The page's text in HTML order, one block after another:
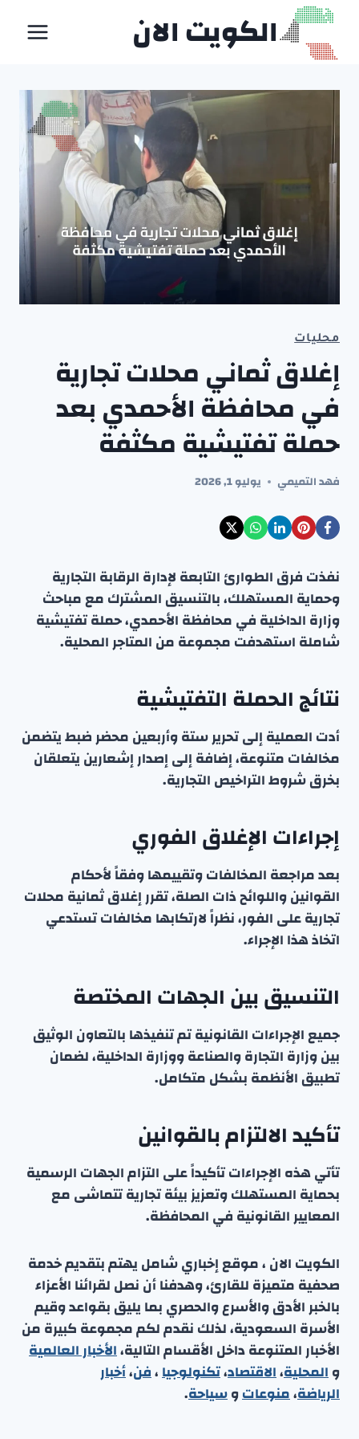
التجاوز
المحتوى
الكويت الان
محليات
إغلاق ثماني محلات تجارية
في محافظة الأحمدي بعد
حملة تفتيشية مكثفة
فهد التميمي يوليو 1, 2026
نفذت فرق الطوارئ التابعة لإدارة الرقابة التجارية
وحماية المستهلك، بالتنسيق المشترك مع مباحث
وزارة الداخلية في محافظة الأحمدي، حملة تفتيشية
شاملة استهدفت مجموعة من المتاجر المحلية.
نتائج الحملة التفتيشية
أدت العملية إلى تحرير ستة وأربعين محضر ضبط يتضمن
مخالفات متنوعة، إضافة إلى إصدار إشعارين يتعلقان
بخرق شروط التراخيص التجارية.
إجراءات الإغلاق الفوري
بعد مراجعة المخالفات وتقييمها وفقاً لأحكام
القوانين واللوائح ذات الصلة، تقرر إغلاق ثمانية محلات
تجارية على الفور، نظراً لارتكابها مخالفات تستدعي
اتخاذ هذا الإجراء.
التنسيق بين الجهات المختصة
جميع الإجراءات القانونية تم تنفيذها بالتعاون الوثيق
بين وزارة التجارة والصناعة ووزارة الداخلية، لضمان
تطبيق الأنظمة بشكل متكامل.
تأكيد الالتزام بالقوانين
تأتي هذه الإجراءات تأكيداً على التزام الجهات الرسمية
بحماية المستهلك وتعزيز بيئة تجارية تتماشى مع
المعايير القانونية في المحافظة.
الكويت الان ، موقع إخباري شامل يهتم بتقديم خدمة
صحفية متميزة للقارئ، وهدفنا أن نصل لقرائنا الأعزاء
بالخبر الأدق والأسرع والحصري بما يليق بقواعد وقيم
الأسرة السعودية، لذلك نقدم لكم مجموعة كبيرة من
الأخبار المتنوعة داخل الأقسام التالية،الأخبار العالمية
والمحلية،الاقتصاد،تكنولوجيا،فن،أخبار
الرياضة،منوعاتوسياحة.